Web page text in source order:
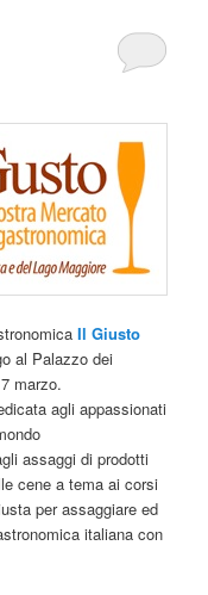
Il Giusto
al Palazzo dei
marzo.
agli appassionati
assaggi di prodotti
cene a tema ai corsi
per assaggiare ed
italiana con